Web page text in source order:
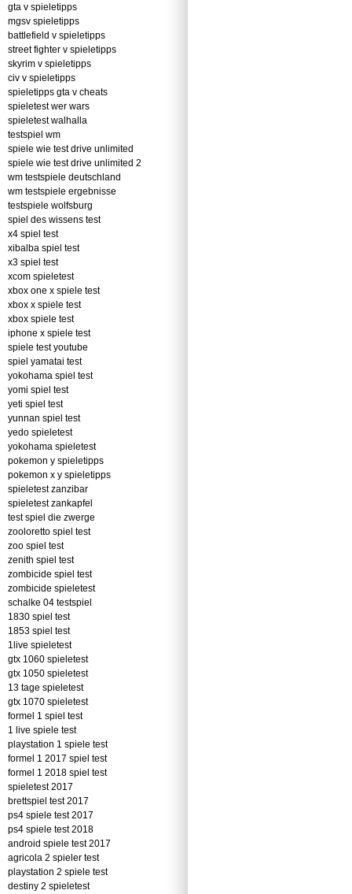
gta v spieletipps
mgsv spieletipps
battlefield v spieletipps
street fighter v spieletipps
skyrim v spieletipps
civ v spieletipps
spieletipps gta v cheats
spieletest wer wars
spieletest walhalla
testspiel wm
spiele wie test drive unlimited
spiele wie test drive unlimited 2
wm testspiele deutschland
wm testspiele ergebnisse
testspiele wolfsburg
spiel des wissens test
x4 spiel test
xibalba spiel test
x3 spiel test
xcom spieletest
xbox one x spiele test
xbox x spiele test
xbox spiele test
iphone x spiele test
spiele test youtube
spiel yamatai test
yokohama spiel test
yomi spiel test
yeti spiel test
yunnan spiel test
yedo spieletest
yokohama spieletest
pokemon y spieletipps
pokemon x y spieletipps
spieletest zanzibar
spieletest zankapfel
test spiel die zwerge
zooloretto spiel test
zoo spiel test
zenith spiel test
zombicide spiel test
zombicide spieletest
schalke 04 testspiel
1830 spiel test
1853 spiel test
1live spieletest
gtx 1060 spieletest
gtx 1050 spieletest
13 tage spieletest
gtx 1070 spieletest
formel 1 spiel test
1 live spiele test
playstation 1 spiele test
formel 1 2017 spiel test
formel 1 2018 spiel test
spieletest 2017
brettspiel test 2017
ps4 spiele test 2017
ps4 spiele test 2018
android spiele test 2017
agricola 2 spieler test
playstation 2 spiele test
destiny 2 spieletest